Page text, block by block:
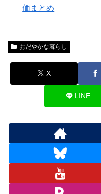
価まとめ
おだやかな暮らし
X
LINE